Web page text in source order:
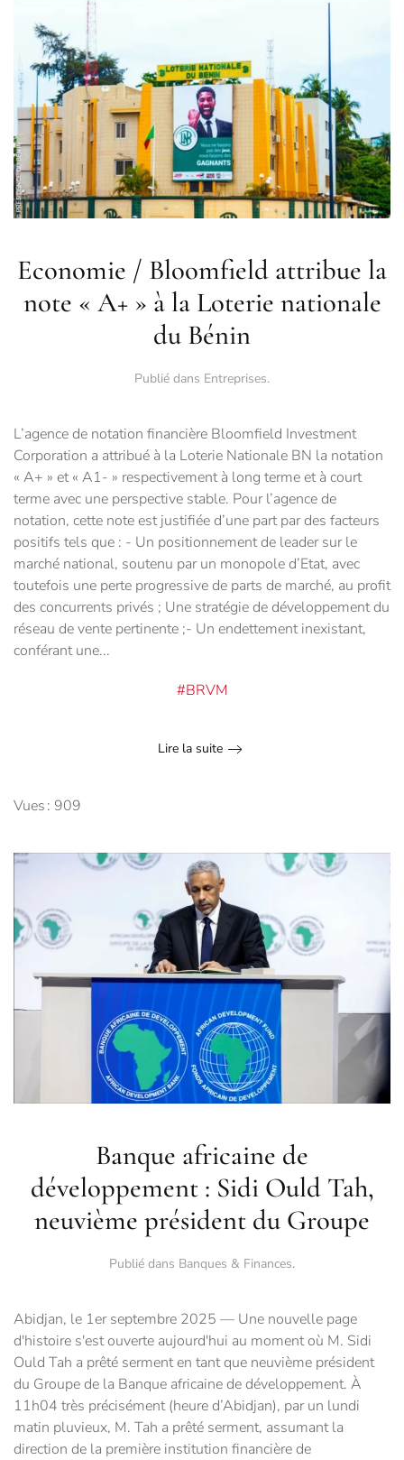
Economie / Bloomfield attribue la
note « A+ » à la Loterie nationale
du Bénin
Publié dans Entreprises.
L’agence de notation financière Bloomfield Investment
Corporation a attribué à la Loterie Nationale BN la notation
« A+ » et « A1- » respectivement à long terme et à court
terme avec une perspective stable. Pour l’agence de
notation, cette note est justifiée d’une part par des facteurs
positifs tels que : - Un positionnement de leader sur le
marché national, soutenu par un monopole d’Etat, avec
toutefois une perte progressive de parts de marché, au profit
des concurrents privés ; Une stratégie de développement du
réseau de vente pertinente ;- Un endettement inexistant,
conférant une...
#BRVM
Lire la suite
Vues : 909
Banque africaine de
développement : Sidi Ould Tah,
neuvième président du Groupe
Publié dans Banques & Finances.
Abidjan, le 1er septembre 2025 — Une nouvelle page
d'histoire s'est ouverte aujourd'hui au moment où M. Sidi
Ould Tah a prêté serment en tant que neuvième président
du Groupe de la Banque africaine de développement. À
11h04 très précisément (heure d’Abidjan), par un lundi
matin pluvieux, M. Tah a prêté serment, assumant la
direction de la première institution financière de